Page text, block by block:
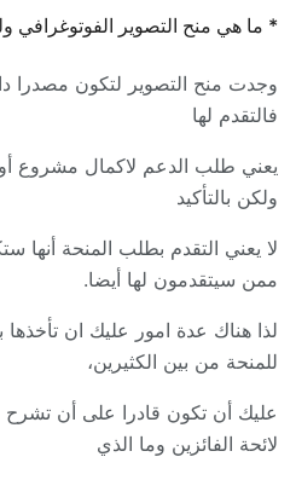
* ما هي منح التصوير الفوتوغرافي
وجدت منح التصوير لتكون مصدرا
فالتقدم لها
يعني طلب الدعم لاكمال مشروع
ولكن بالتأكيد
لا يعني التقدم بطلب المنحة أنها
ممن سيتقدمون لها أيضا.
لذا هناك عدة امور عليك ان تأخذها
للمنحة من بين الكثيرين،
عليك أن تكون قادرا على أن
لائحة الفائزين وما الذي